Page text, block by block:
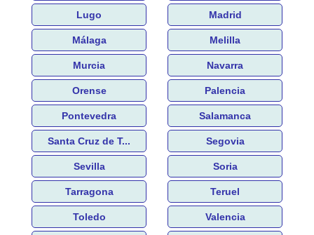
Lugo Madrid
Málaga Melilla
Murcia Navarra
Orense Palencia
Pontevedra Salamanca
Santa Cruz de T... Segovia
Sevilla Soria
Tarragona Teruel
Toledo Valencia